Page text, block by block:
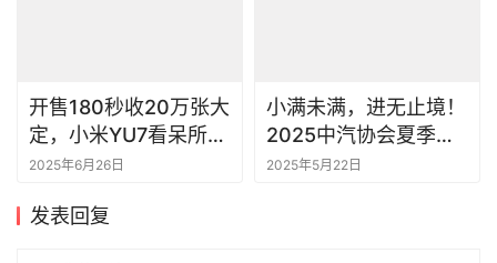
开售180秒收20万张大
定，小米YU7看呆所有
人
2025年6月26日
小满未满，进无止境！
2025中汽协会夏季媒
体沟通会共话产业新篇
2025年5月22日
发表回复